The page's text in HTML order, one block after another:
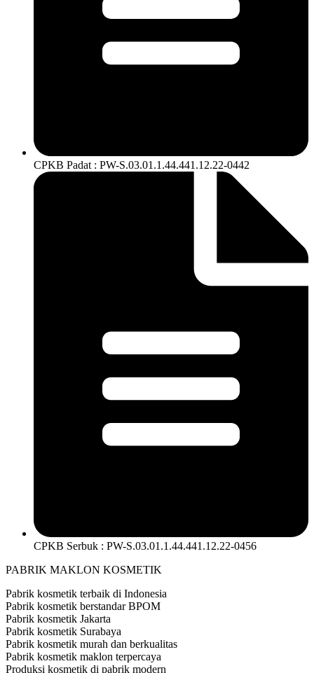
CPKB Padat : PW-S.03.01.1.44.441.12.22-0442
CPKB Serbuk : PW-S.03.01.1.44.441.12.22-0456
PABRIK MAKLON KOSMETIK
Pabrik kosmetik terbaik di Indonesia
Pabrik kosmetik berstandar BPOM
Pabrik kosmetik Jakarta
Pabrik kosmetik Surabaya
Pabrik kosmetik murah dan berkualitas
Pabrik kosmetik maklon terpercaya
Produksi kosmetik di pabrik modern